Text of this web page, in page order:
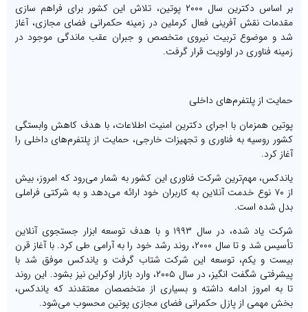
بر اساس دکترین سال ۲۰۰۰ پوتین، تلاش این کشور برای فراهم سازی
مقدمات نقش آفرینی فعال کرملین در زمینه حکمرانی فضای مجازی، آغاز
شد و موضوع تربیت نیروی متخصص و جبران عقب ماندگی موجود در
زمینه فناوری در اولویت قرار گرفت.
حمایت از پلتفرم‌های داخلی
پوتین همزمان با اجرای دکترین امنیت اطلاعات، با هدف کاهش وابستگی
کشور روسیه به فناوری و تجهیزات خارجی، حمایت از پلتفرم‌های داخلی را
آغاز کرد.
یاندکس، مهم‌ترین شرکت فناوری این کشور به شمار می‌رود که امروز، بیش
از ۷۰ نوع خدمت آنلاین به کاربران خود ارائه می‌دهد و به شرکتی فراملی
بدل شده است.
شرکت یاد شده، در سال ۱۹۹۳ و با هدف توسعه ابزار جستجوی آنلاین
تأسیس شد و تا سال ۲۰۰۰، روند رشد خود را به آرامی طی کرد. با آغاز قرن
بیست و یکم، توسعه این شرکت شتاب گرفت و یاندکس موفق شد با
پیشرفتی شگفت انگیز، در سال ۲۰۰۵، وارد بازار اوکراین نیز بشود. این روند
تا به امروز ادامه داشته و بسیاری از متخصصان معتقدند که یاندکس،
بخش مهمی از پازل حکمرانی فضای مجازی پوتین محسوب می‌شود.